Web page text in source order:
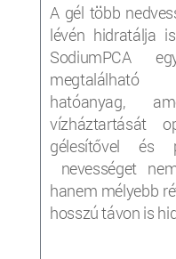
A gél több
lévén hidratálja
SodiumPCA
megtalálható
hatóanyag,
vízháztartását
gélesítővel és
nevességet
hanem mélyebb
hosszú távon is